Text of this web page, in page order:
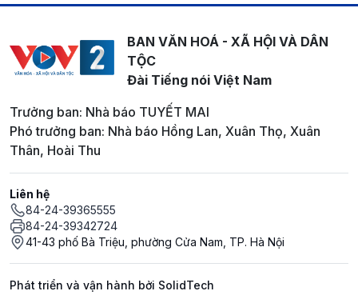
BAN VĂN HOÁ - XÃ HỘI VÀ DÂN
TỘC
Đài Tiếng nói Việt Nam
Trưởng ban: Nhà báo TUYẾT MAI
Phó trưởng ban: Nhà báo Hồng Lan, Xuân Thọ, Xuân
Thân, Hoài Thu
Liên hệ
84-24-39365555
84-24-39342724
41-43 phố Bà Triệu, phường Cửa Nam, TP. Hà Nội
Phát triển và vận hành bởi SolidTech